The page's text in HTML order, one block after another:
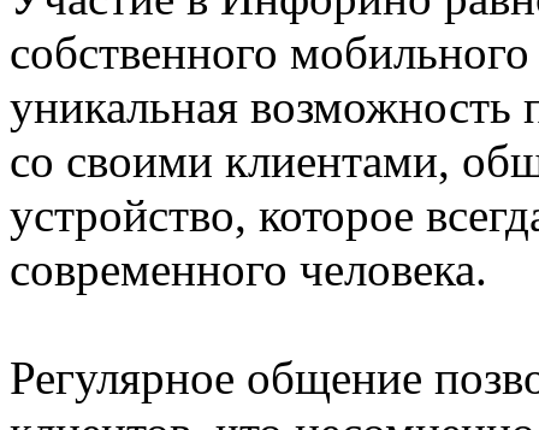
собственного
уникальная возможность
со своими клиентами,
устройство, которое
современного человека.
Регулярное общение